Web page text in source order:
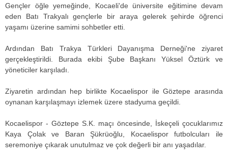
Gençler öğle yemeğinde, Kocaeli'de üniversite eğitimine devam
eden Batı Trakyalı gençlerle bir araya gelerek şehirde öğrenci
yaşamı üzerine samimi sohbetler etti.
Ardından Batı Trakya Türkleri Dayanışma Derneği'ne ziyaret
gerçekleştirildi. Burada ekibi Şube Başkanı Yüksel Öztürk ve
yöneticiler karşıladı.
Ziyaretin ardından hep birlikte Kocaelispor ile Göztepe arasında
oynanan karşılaşmayı izlemek üzere stadyuma geçildi.
Kocaelispor - Göztepe S.K. maçı öncesinde, İskeçeli çocuklarımız
Kaya Çolak ve Baran Şükrüoğlu, Kocaelispor futbolcuları ile
seremoniye çıkarak unutulmaz ve çok değerli bir anı yaşadılar.